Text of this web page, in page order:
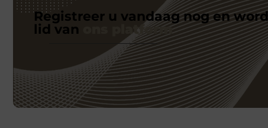
Registreer u vandaag nog en word
lid van
ons platform